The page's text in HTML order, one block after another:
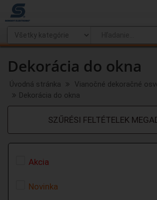
Dekorácia do okna
Úvodná stránka
Vianočné dekoračné
Dekorácia do okna
SZŰRÉSI FELTÉTELEK
Akcia
Novinka